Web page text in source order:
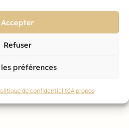
Accepter
Refuser
préférences
de confidentialitéA propos